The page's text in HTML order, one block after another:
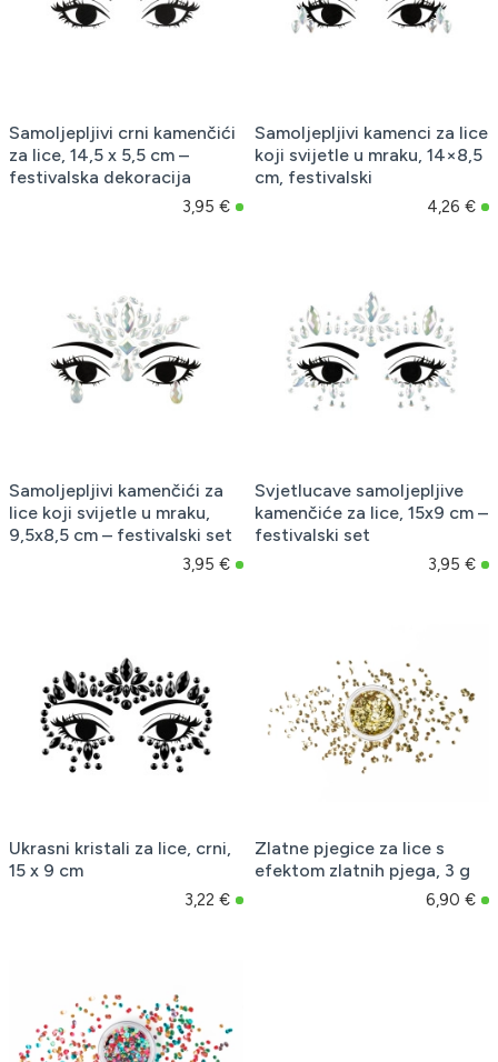
Samoljepljivi crni kamenčići
za lice, 14,5 x 5,5 cm –
festivalska dekoracija
3,95 €
Samoljepljivi kamenci za lice
koji svijetle u mraku, 14×8,5
cm, festivalski
4,26 €
Samoljepljivi kamenčići za
lice koji svijetle u mraku,
9,5x8,5 cm – festivalski set
3,95 €
Svjetlucave samoljepljive
kamenčiće za lice, 15x9 cm –
festivalski set
3,95 €
Ukrasni kristali za lice, crni,
15 x 9 cm
3,22 €
Zlatne pjegice za lice s
efektom zlatnih pjega, 3 g
6,90 €